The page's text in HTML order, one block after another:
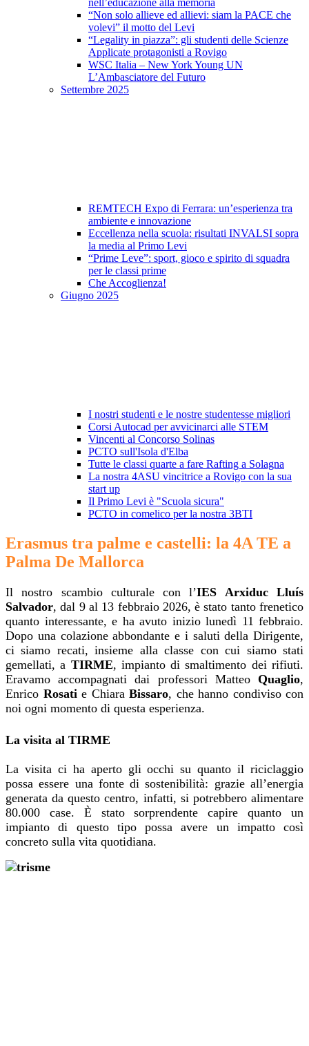
nell’educazione alla memoria
“Non solo allieve ed allievi: siam la PACE che
volevi” il motto del Levi
“Legality in piazza”: gli studenti delle Scienze
Applicate protagonisti a Rovigo
WSC Italia – New York Young UN
L’Ambasciatore del Futuro
Settembre 2025
REMTECH Expo di Ferrara: un’esperienza tra
ambiente e innovazione
Eccellenza nella scuola: risultati INVALSI sopra
la media al Primo Levi
“Prime Leve”: sport, gioco e spirito di squadra
per le classi prime
Che Accoglienza!
Giugno 2025
I nostri studenti e le nostre studentesse migliori
Corsi Autocad per avvicinarci alle STEM
Vincenti al Concorso Solinas
PCTO sull'Isola d'Elba
Tutte le classi quarte a fare Rafting a Solagna
La nostra 4ASU vincitrice a Rovigo con la sua
start up
Il Primo Levi è "Scuola sicura"
PCTO in comelico per la nostra 3BTI
Erasmus tra palme e castelli: la 4A TE a
Palma De Mallorca
Il nostro scambio culturale con l’IES Arxiduc Lluís
Salvador, dal 9 al 13 febbraio 2026, è stato tanto frenetico
quanto interessante, e ha avuto inizio lunedì 11 febbraio.
Dopo una colazione abbondante e i saluti della Dirigente,
ci siamo recati, insieme alla classe con cui siamo stati
gemellati, a TIRME, impianto di smaltimento dei rifiuti.
Eravamo accompagnati dai professori Matteo Quaglio,
Enrico Rosatie Chiara Bissaro, che hanno condiviso con
noi ogni momento di questa esperienza.
La visita al TIRME
La visita ci ha aperto gli occhi su quanto il riciclaggio
possa essere una fonte di sostenibilità: grazie all’energia
generata da questo centro, infatti, si potrebbero alimentare
80.000 case. È stato sorprendente capire quanto un
impianto di questo tipo possa avere un impatto così
concreto sulla vita quotidiana.